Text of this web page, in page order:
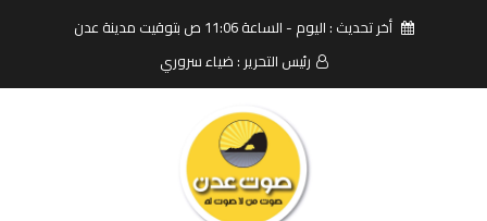
أخر تحديث : اليوم - الساعة 11:06 ص بتوقيت مدينة عدن
رئيس التحرير : ضياء سروري